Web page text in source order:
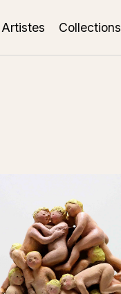
Artistes Collections